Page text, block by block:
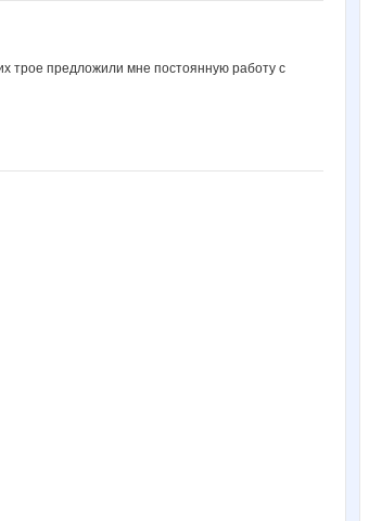
трое предложили мне постоянную работу с